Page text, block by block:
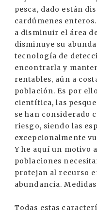
pesca, dado están
cardúmenes
a disminuir el área
disminuye su
tecnología de
encontrarla y
rentables, aún a
población. Es por
científica, las
se han considerado
riesgo, siendo las
excepcionalmente
Y he aquí un motivo
poblaciones
protejan al recurso
abundancia.
Todas estas